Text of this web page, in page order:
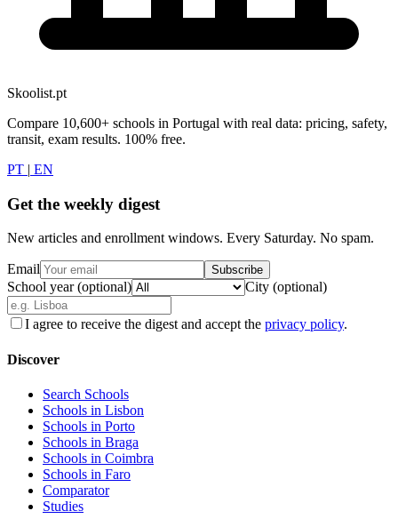
Skoolist.pt
Compare 10,600+ schools in Portugal with real data: pricing, safety,
transit, exam results. 100% free.
PT | EN
Get the weekly digest
New articles and enrollment windows. Every Saturday. No spam.
Email Subscribe
School year (optional) City (optional)
I agree to receive the digest and accept the privacy policy.
Discover
Search Schools
Schools in Lisbon
Schools in Porto
Schools in Braga
Schools in Coimbra
Schools in Faro
Comparator
Studies